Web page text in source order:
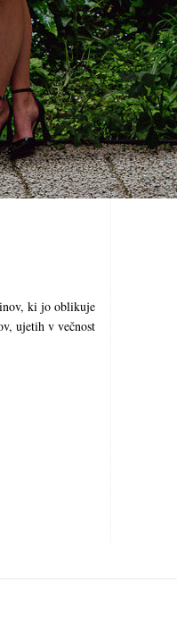
ki jo oblikuje
ujetih v večnost